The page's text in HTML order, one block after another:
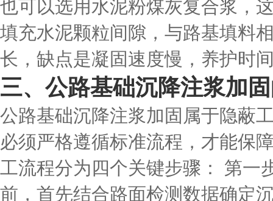
也可以选用水泥粉煤灰复合浆，
填充水泥颗粒间隙，与路基填料
长，缺点是凝固速度慢，养护时
三、公路基础沉降注浆加
公路基础沉降注浆加固属于隐蔽
必须严格遵循标准流程，才能保
工流程分为四个关键步骤： 第一
前，首先结合路面检测数据确定